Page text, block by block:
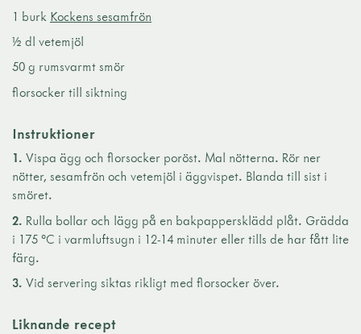
1 burk Kockens sesamfrön
½ dl vetemjöl
50 g rumsvarmt smör
florsocker till siktning
Instruktioner
1. Vispa ägg och florsocker poröst. Mal nötterna. Rör ner
nötter, sesamfrön och vetemjöl i äggvispet. Blanda till sist i
smöret.
2. Rulla bollar och lägg på en bakpappersklädd plåt. Grädda
i 175 °C i varmluftsugn i 12-14 minuter eller tills de har fått lite
färg.
3. Vid servering siktas rikligt med florsocker över.
Liknande recept